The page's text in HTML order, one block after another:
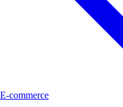
E-commerce